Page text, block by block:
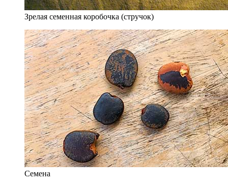
Зрелая семенная коробочка (стручок)
Семена